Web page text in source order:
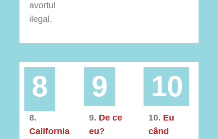
avortul
ilegal.
8
8.
California
9
9. De ce
eu?
10
10. Eu
când